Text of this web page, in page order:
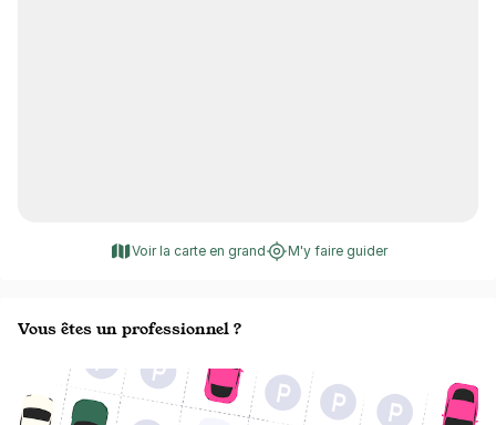
Voir la carte en grand M'y faire guider
Vous êtes un professionnel ?